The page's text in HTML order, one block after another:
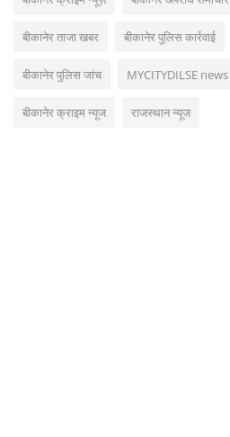
बीकानेर ताजा खबर बीकानेर पुलिस कार्रवाई
बीकानेर पुलिस जांच MYCITYDILSE news
बीकानेर क्राइम न्यूज राजस्थान न्यूज